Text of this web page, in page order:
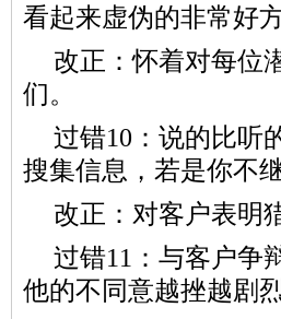
看起来虚伪的非常好方
改正：怀着对每位
们。
过错10：说的比听
搜集信息，若是你不
改正：对客户表明
过错11：与客户争
他的不同意越挫越剧烈